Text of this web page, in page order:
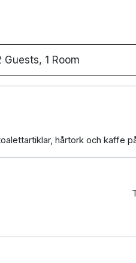
Guests, 1 Room
hårtork och kaffe